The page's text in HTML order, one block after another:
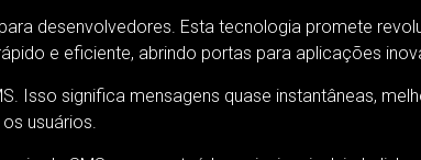
desenvolvedores. Esta tecnologia promete
e eficiente, abrindo portas para aplicações
Isso significa mensagens quase instantâneas,
usuários.